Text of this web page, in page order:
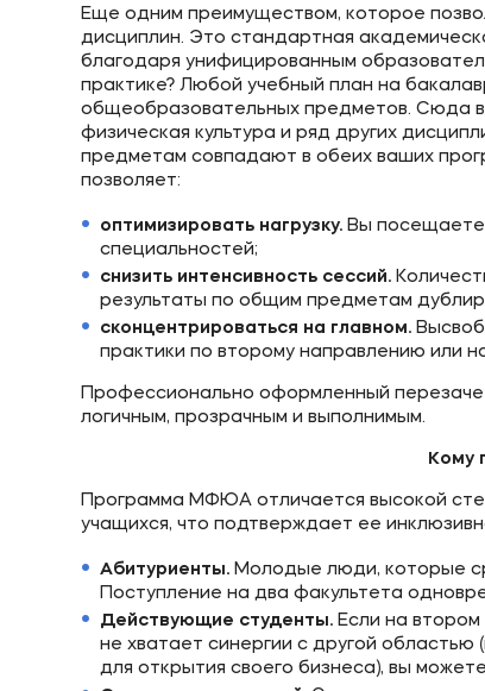
Еще одним преимуществом, которое
дисциплин. Это стандартная
благодаря унифицированным
практике? Любой учебный план на
общеобразовательных предметов. Сюда
физическая культура и ряд других
предметам совпадают в обеих ваших
позволяет:
оптимизировать нагрузку. Вы посещаете
специальностей;
снизить интенсивность сессий.
результаты по общим предметам
сконцентрироваться на главном.
практики по второму направлению или
Профессионально оформленный
логичным, прозрачным и выполнимым.
Кому
Программа МФЮА отличается высокой
учащихся, что подтверждает ее
Абитуриенты. Молодые люди, которые
Поступление на два факультета
Действующие студенты. Если на
не хватает синергии с другой
для открытия своего бизнеса), вы